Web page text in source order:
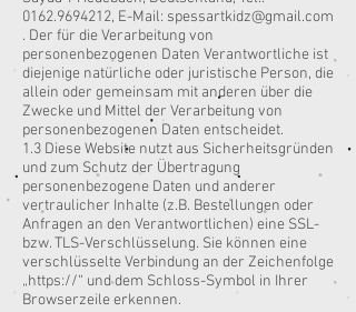
0162.9694212, E-Mail: spessartkidz@gmail.com
. Der für die Verarbeitung von
personenbezogenen Daten Verantwortliche ist
diejenige natürliche oder juristische Person, die
allein oder gemeinsam mit anderen über die
Zwecke und Mittel der Verarbeitung von
personenbezogenen Daten entscheidet.
1.3 Diese Website nutzt aus Sicherheitsgründen
und zum Schutz der Übertragung
personenbezogene Daten und anderer
vertraulicher Inhalte (z.B. Bestellungen oder
Anfragen an den Verantwortlichen) eine SSL-
bzw. TLS-Verschlüsselung. Sie können eine
verschlüsselte Verbindung an der Zeichenfolge
„https://“ und dem Schloss-Symbol in Ihrer
Browserzeile erkennen.